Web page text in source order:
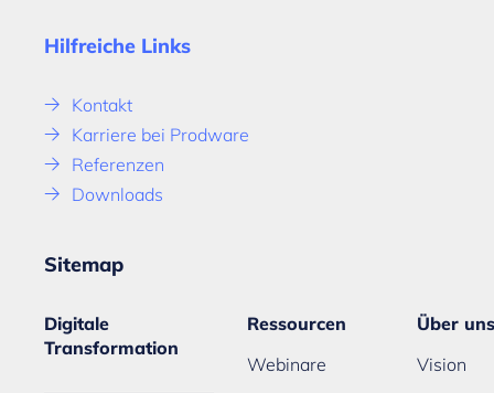
Hilfreiche Links
Kontakt
Karriere bei Prodware
Referenzen
Downloads
Sitemap
Digitale
Transformation
Ressourcen
Webinare
Über uns
Vision